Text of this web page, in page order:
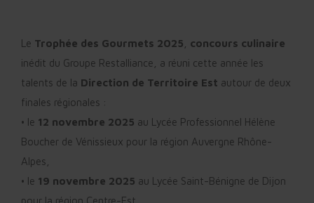
Le Trophée des Gourmets 2025
concours culinaire
inédit du Groupe Restalliance, a réuni cette année les
talents de la Direction de Territoire Est autour de deux
finales régionales :
• le 12 novembre 2025 au Lycée Professionnel Hélène
Boucher de Vénissieux pour la région Auvergne Rhône-
Alpes,
• le 19 novembre 2025 au Lycée Saint-Bénigne de Dijon
pour la région Centre-Est